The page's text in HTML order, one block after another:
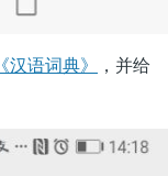
《汉语词典》
，并给